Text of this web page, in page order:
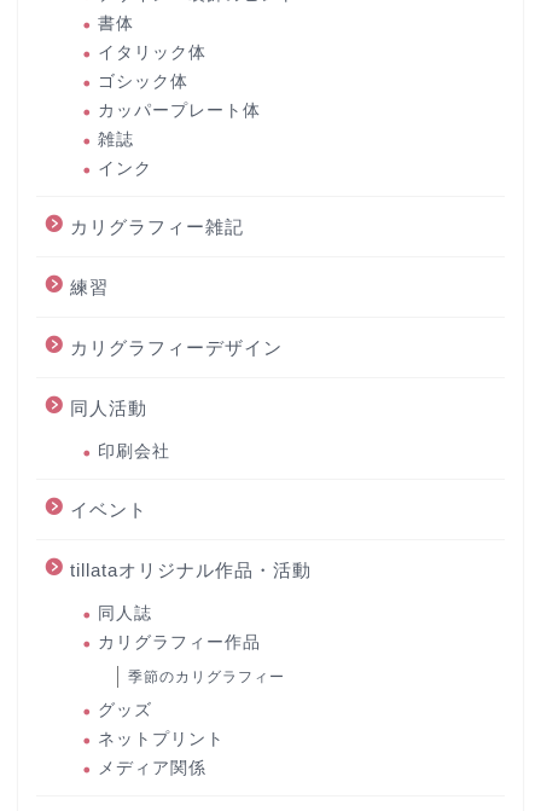
書体
イタリック体
ゴシック体
カッパープレート体
雑誌
インク
カリグラフィー雑記
練習
カリグラフィーデザイン
同人活動
印刷会社
イベント
tillataオリジナル作品・活動
同人誌
カリグラフィー作品
季節のカリグラフィー
グッズ
ネットプリント
メディア関係